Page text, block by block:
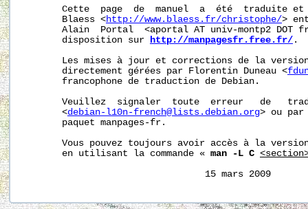
Cette  page  de  manuel  a  été  traduite
       Blaess <
http://www.blaess.fr/christophe/>
Alain  Portal  <aportal AT univ-montp2 DOT
       disposition sur
http://manpagesfr.free.fr/ .
Les mises à jour et corrections de la
       directement gérées par Florentin Duneau <
       francophone de traduction de Debian.
Veuillez  signaler  toute  erreur   de
       <
debian-l10n-french@lists.debian.org> ou par
       paquet manpages-fr.
Vous pouvez toujours avoir accès à la
       en utilisant la commande «
man -L C